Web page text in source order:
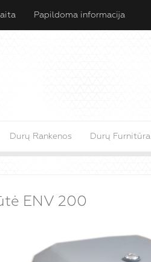
Papildoma informacija
Durų Rankenos Durų Furnitūra
ENV 200